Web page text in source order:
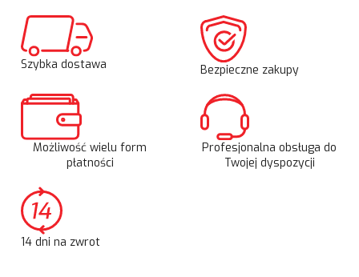
Szybka dostawa Bezpieczne zakupy
Możliwość wielu form
płatności
Profesjonalna obsługa do
Twojej dyspozycji
14 dni na zwrot